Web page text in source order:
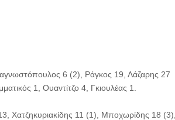
6 (2), Ράγκος 19, Λάζαρης 27
1, Ουαντίτζο 4, Γκιουλέας 1.
Χατζηκυριακίδης 11 (1), Μποχωρίδης 18 (3),